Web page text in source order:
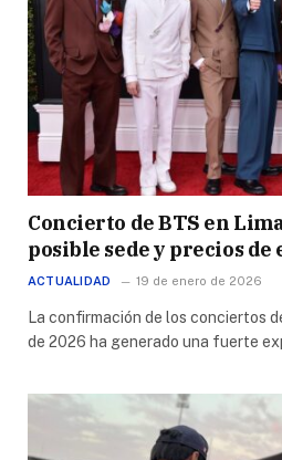
Concierto de BTS en
posible sede y precios
ACTUALIDAD 19 de enero de 2026
La confirmación de los conciertos
de 2026 ha generado una fuerte